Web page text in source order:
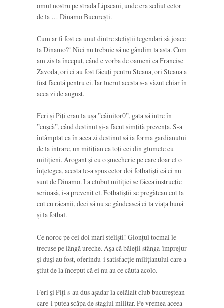
omul nostru pe strada Lipscani, unde era sediul celor
de la … Dinamo București.
Cum ar fi fost ca unul dintre steliștii legendari să joace
la Dinamo?! Nici nu trebuie să ne gândim la asta. Cum
am zis la început, când e vorba de oameni ca Francisc
Zavoda, ori ei au fost făcuți pentru Steaua, ori Steaua a
fost făcută pentru ei. Iar lucrul acesta s-a văzut chiar în
acea zi de august.
Feri și Piți erau la ușa ”câinilor0”, gata să intre în
”cușcă”, când destinul și-a făcut simțită prezența. S-a
întâmplat ca în acea zi destinul să ia forma gardianului
de la intrare, un milițian ca toți cei din glumele cu
milițieni. Arogant și cu o șmecherie pe care doar el o
înțelegea, acesta le-a spus celor doi fotbaliști că ei nu
sunt de Dinamo. La clubul miliției se făcea instrucție
serioasă, i-a prevenit el. Fotbaliștii se pregăteau cot la
cot cu răcanii, deci să nu se gândească ei la viața bună
și la fotbal.
Ce noroc pe cei doi mari steliști! Glonțul tocmai le
trecuse pe lângă ureche. Așa că băieții stânga-împrejur
și duși au fost, oferindu-i satisfacție milițianului care a
știut de la început că ei nu au ce căuta acolo.
Feri și Piți s-au dus așadar la celălalt club bucureștean
care-i putea scăpa de stagiul militar. Pe vremea aceea